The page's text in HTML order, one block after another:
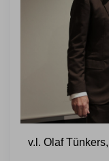
v.l. Olaf